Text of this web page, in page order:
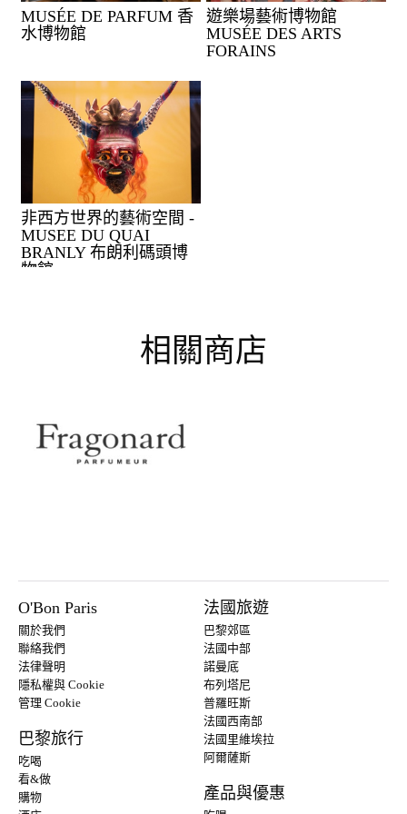
MUSÉE DE PARFUM 香
水博物館
遊樂場藝術博物館
MUSÉE DES ARTS
FORAINS
非西方世界的藝術空間 -
MUSEE DU QUAI
BRANLY 布朗利碼頭博
物館
相關商店
O'Bon Paris
關於我們
聯絡我們
法律聲明
隱私權與 Cookie
管理 Cookie
巴黎旅行
吃喝
看&做
購物
法國旅遊
巴黎郊區
法國中部
諾曼底
布列塔尼
普羅旺斯
法國西南部
法國里維埃拉
阿爾薩斯
產品與優惠